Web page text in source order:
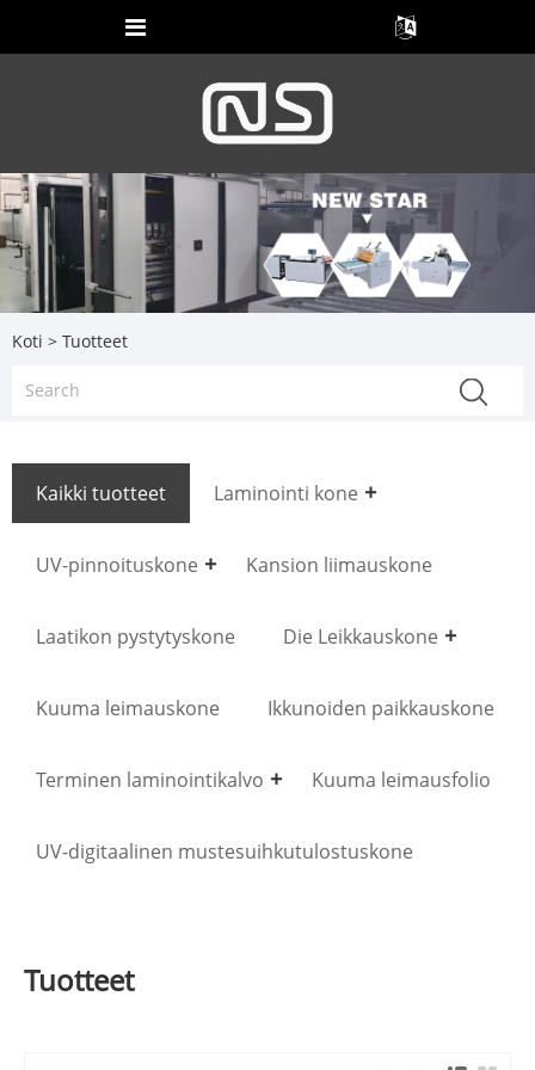
Koti > Tuotteet
Kaikki tuotteet Laminointi kone
UV-pinnoituskone Kansion liimauskone
Laatikon pystytyskone Die Leikkauskone
Kuuma leimauskone Ikkunoiden paikkauskone
Terminen laminointikalvo Kuuma leimausfolio
UV-digitaalinen mustesuihkutulostuskone
Tuotteet